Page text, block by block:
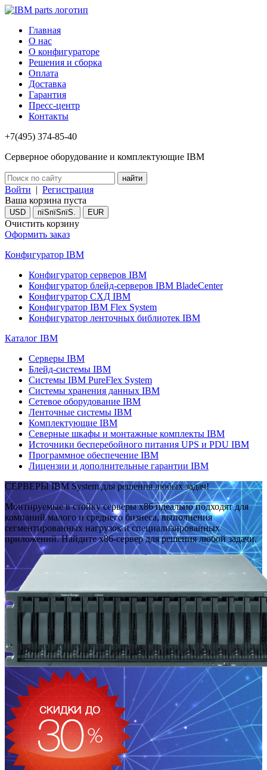
Главная
О нас
О конфигураторе
Решения и сборка
Оплата
Доставка
Гарантия
Пресс-центр
Контакты
+7(495) 374-85-40
Серверное оборудование и комплектующие IBM
Войти | Регистрация
Ваша корзина пуста
USD пїЅпїЅпїЅ. EUR
Очистить корзину
Оформить заказ
Конфигуратор IBM
Конфигуратор серверов IBM
Конфигуратор блейд-серверов IBM BladeCenter
Конфигуратор СХД IBM
Конфигуратор IBM Flex System
Конфигуратор ленточных библиотек IBM
Каталог IBM
Серверы IBM
Блейд-системы IBM
Системы IBM PureFlex System
Системы хранения данных IBM
Сетевое оборудование IBM
Ленточные системы IBM
Комплектующие IBM
Северные шкафы и монтажные комплекты IBM
Источники бесперебойного питания UPS и PDU IBM
Программное обеспечение IBM
Лицензии и дополнительные гарантии IBM
СЕРВЕРЫ IBM System для решения любых задач!
Монтируемые в стойку серверы x86 идеально подходят для
компаний малого и среднего бизнеса, выполнения
сегментированных нагрузок и специализированных
приложений. Найдите x86-сервер для решения любой задачи.